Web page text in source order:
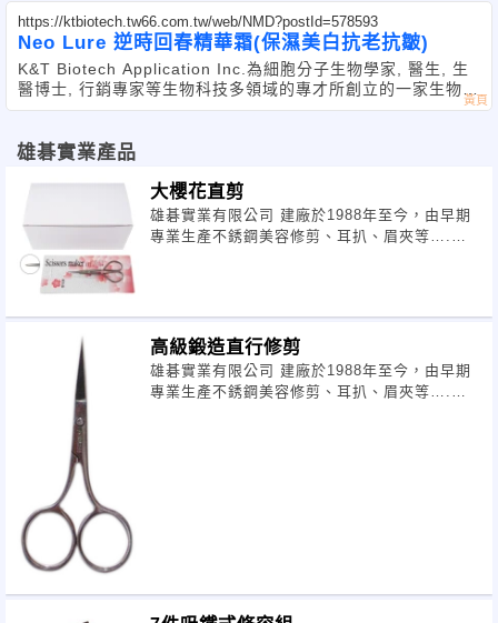
https://ktbiotech.tw66.com.tw/web/NMD?postId=578593
Neo Lure 逆時回春精華霜(保濕美白抗老抗皺)
K&T Biotech Application Inc.為細胞分子生物學家, 醫生, 生
醫博士, 行銷專家等生物科技多領域的專才所創立的一家生物科
技產品應用公司
雄碁實業產品
大櫻花直剪
雄碁實業有限公司 建廠於1988年至今，由早期
專業生產不銹鋼美容修剪、耳扒、眉夾等….至
高級鍛造直行修剪
雄碁實業有限公司 建廠於1988年至今，由早期
專業生產不銹鋼美容修剪、耳扒、眉夾等….至